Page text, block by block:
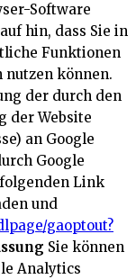
Software
hin, dass Sie in
Funktionen
nutzen können.
der durch den
der Website
an Google
Google
Link
und
gaoptout?
Sie können
Analytics